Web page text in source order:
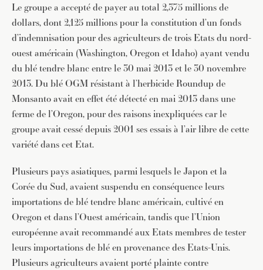
Le groupe a accepté de payer au total 2,375 millions de
dollars, dont 2,125 millions pour la constitution d’un fonds
d’indemnisation pour des agriculteurs de trois Etats du nord-
ouest américain (Washington, Oregon et Idaho) ayant vendu
du blé tendre blanc entre le 30 mai 2013 et le 30 novembre
2013. Du blé OGM résistant à l’herbicide Roundup de
Monsanto avait en effet été détecté en mai 2013 dans une
ferme de l’Oregon, pour des raisons inexpliquées car le
groupe avait cessé depuis 2001 ses essais à l’air libre de cette
variété dans cet Etat.
Plusieurs pays asiatiques, parmi lesquels le Japon et la
Corée du Sud, avaient suspendu en conséquence leurs
importations de blé tendre blanc américain, cultivé en
Oregon et dans l’Ouest américain, tandis que l’Union
européenne avait recommandé aux Etats membres de tester
leurs importations de blé en provenance des Etats-Unis.
Plusieurs agriculteurs avaient porté plainte contre